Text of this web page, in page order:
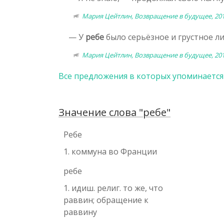
Мария Цейтлин, Возвращение в будущее,
— У ребебыло серьёзное и грустное
Мария Цейтлин, Возвращение в будущее,
Все предложения в которых
Значение слова "ребе"
Ребе
1. коммуна во Франции
ребе
1. идиш. религ. то же, что
раввин; обращение к
раввину